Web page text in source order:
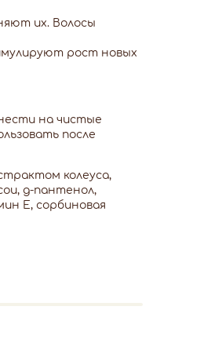
их. Волосы
рост новых
на чистые
после
колеуса,
д-пантенол,
Е, сорбиновая